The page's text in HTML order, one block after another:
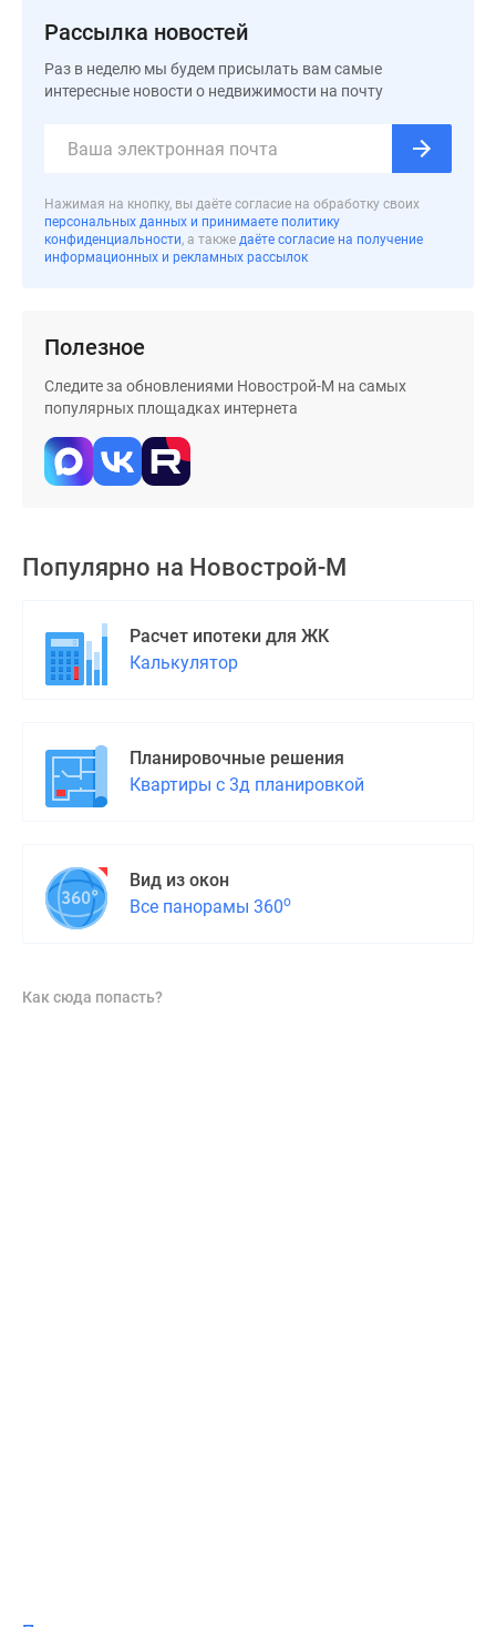
Рассылка новостей
Раз в неделю мы будем присылать вам самые
интересные новости о недвижимости на почту
Нажимая на кнопку, вы даёте согласие на обработку своих
персональных данных и принимаете политику
конфиденциальности, а также даёте согласие на получение
информационных и рекламных рассылок
Полезное
Следите за обновлениями Новострой-М на самых
популярных площадках интернета
Популярно на Новострой-М
Расчет ипотеки для ЖК
Калькулятор
Планировочные решения
Квартиры с 3д планировкой
Вид из окон
Все панорамы 360о
Как сюда попасть?